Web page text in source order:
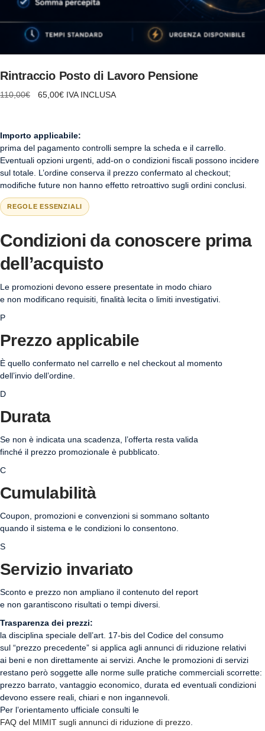
AGGIUNGI AL CARRELLO
Rintraccio Posto di Lavoro Pensione
110,00€
Il
65,00€IlIVA INCLUSA
Importo applicabile:
prima del pagamento controlli sempre la scheda e il carrello.
Eventuali opzioni urgenti, add-on o condizioni fiscali possono incidere
sul totale. L’ordine conserva il prezzo confermato al checkout;
modifiche future non hanno effetto retroattivo sugli ordini conclusi.
REGOLE ESSENZIALI
Condizioni da conoscere prima
dell’acquisto
Le promozioni devono essere presentate in modo chiaro
e non modificano requisiti, finalità lecita o limiti investigativi.
P
Prezzo applicabile
È quello confermato nel carrello e nel checkout al momento
dell’invio dell’ordine.
D
Durata
Se non è indicata una scadenza, l’offerta resta valida
finché il prezzo promozionale è pubblicato.
C
Cumulabilità
Coupon, promozioni e convenzioni si sommano soltanto
quando il sistema e le condizioni lo consentono.
S
Servizio invariato
Sconto e prezzo non ampliano il contenuto del report
e non garantiscono risultati o tempi diversi.
Trasparenza dei prezzi:
la disciplina speciale dell’art. 17-bis del Codice del consumo
sul “prezzo precedente” si applica agli annunci di riduzione relativi
ai beni e non direttamente ai servizi. Anche le promozioni di servizi
restano però soggette alle norme sulle pratiche commerciali scorrette:
prezzo barrato, vantaggio economico, durata ed eventuali condizioni
devono essere reali, chiari e non ingannevoli.
Per l’orientamento ufficiale consulti le
FAQ del MIMIT sugli annunci di riduzione di prezzo.